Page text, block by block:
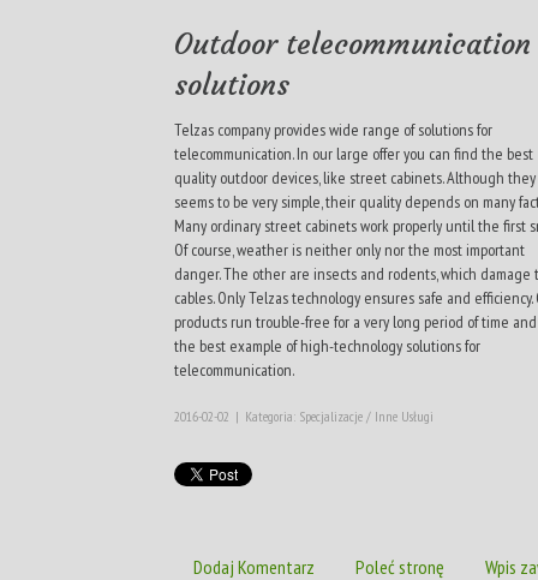
Outdoor telecommunication
solutions
Telzas company provides wide range of solutions for
telecommunication. In our large offer you can find the best
quality outdoor devices, like street cabinets. Although they
seems to be very simple, their quality depends on many
Many ordinary street cabinets work properly until the first
Of course, weather is neither only nor the most important
danger. The other are insects and rodents, which damage
cables. Only Telzas technology ensures safe and efficiency.
products run trouble-free for a very long period of time
the best example of high-technology solutions for
telecommunication.
2016-02-02 | Kategoria: Specjalizacje / Inne Usługi
Dodaj Komentarz Poleć stronę Wpis